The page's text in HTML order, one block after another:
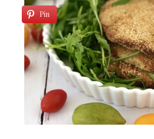
Pin